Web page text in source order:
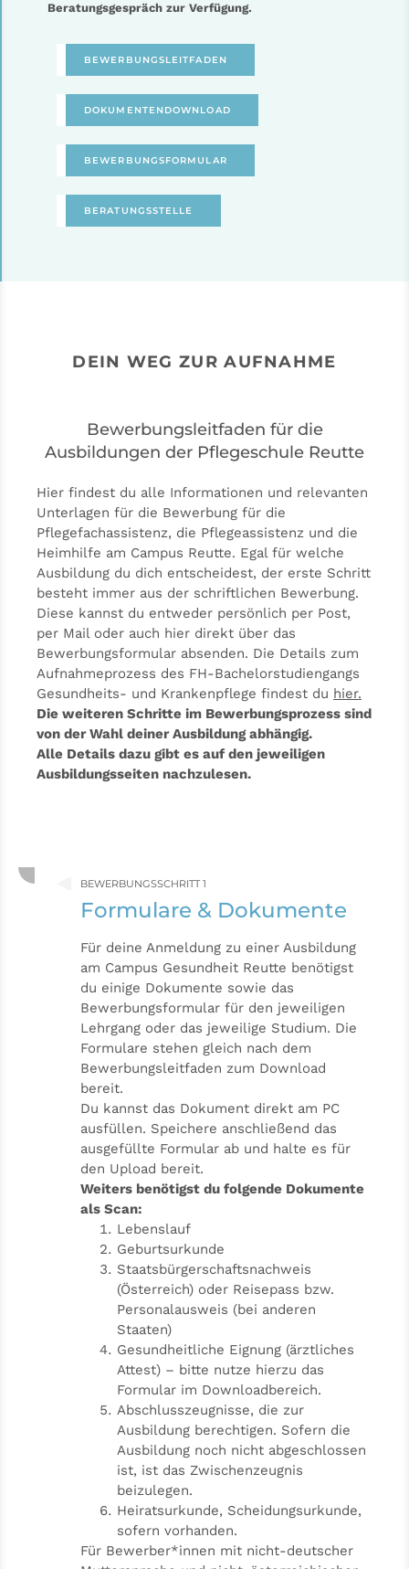
DEIN WEG ZUR AUFNAHME
Bewerbungsleitfaden für die
Ausbildungen der Pflegeschule Reutte
Hier findest du alle Informationen und relevanten
Unterlagen für die Bewerbung für die
Pflegefachassistenz, die Pflegeassistenz und die
Heimhilfe am Campus Reutte. Egal für welche
Ausbildung du dich entscheidest, der erste Schritt
besteht immer aus der schriftlichen Bewerbung.
Diese kannst du entweder persönlich per Post,
per Mail oder auch hier direkt über das
Bewerbungsformular absenden. Die Details zum
Aufnahmeprozess des FH-Bachelorstudiengangs
Gesundheits- und Krankenpflege findest du hier.
Die weiteren Schritte im Bewerbungsprozess sind
von der Wahl deiner Ausbildung abhängig.
Alle Details dazu gibt es auf den jeweiligen
Ausbildungsseiten nachzulesen.
BEWERBUNGSSCHRITT 1
Formulare & Dokumente
Für deine Anmeldung zu einer Ausbildung
am Campus Gesundheit Reutte benötigst
du einige Dokumente sowie das
Bewerbungsformular für den jeweiligen
Lehrgang oder das jeweilige Studium. Die
Formulare stehen gleich nach dem
Bewerbungsleitfaden zum Download
bereit.
Du kannst das Dokument direkt am PC
ausfüllen. Speichere anschließend das
ausgefüllte Formular ab und halte es für
den Upload bereit.
Weiters benötigst du folgende Dokumente
als Scan:
Lebenslauf
Geburtsurkunde
Staatsbürgerschaftsnachweis
(Österreich) oder Reisepass bzw.
Personalausweis (bei anderen
Staaten)
Gesundheitliche Eignung (ärztliches
Attest) – bitte nutze hierzu das
Formular im Downloadbereich.
Abschlusszeugnisse, die zur
Ausbildung berechtigen. Sofern die
Ausbildung noch nicht abgeschlossen
ist, ist das Zwischenzeugnis
beizulegen.
Heiratsurkunde, Scheidungsurkunde,
sofern vorhanden.
Für Bewerber*innen mit nicht-deutscher
Beratungsgespräch zur Verfügung.
BEWERBUNGSLEITFADEN
DOKUMENTENDOWNLOAD
BEWERBUNGSFORMULAR
BERATUNGSSTELLE